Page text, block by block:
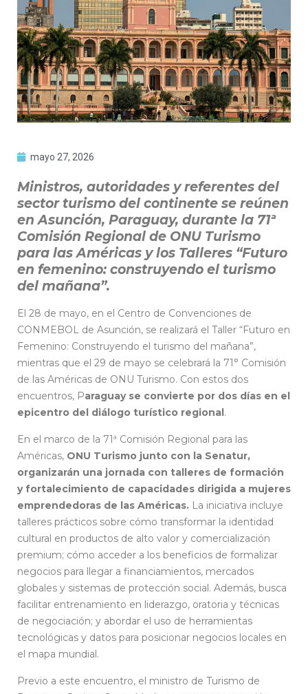
mayo 27, 2026
Ministros, autoridades y referentes del
sector turismo del continente se reúnen
en Asunción, Paraguay, durante la 71ª
Comisión Regional de ONU Turismo
para las Américas y los Talleres “Futuro
en femenino: construyendo el turismo
del mañana”.
El 28 de mayo, en el Centro de Convenciones de
CONMEBOL de Asunción, se realizará el Taller “Futuro en
Femenino: Construyendo el turismo del mañana”,
mientras que el 29 de mayo se celebrará la 71° Comisión
de las Américas de ONU Turismo. Con estos dos
encuentros, Paraguay se convierte por dos días en el
epicentro del diálogo turístico regional.
En el marco de la 71ª Comisión Regional para las
Américas, ONU Turismo junto con la Senatur,
organizarán una jornada con talleres de formación
y fortalecimiento de capacidades dirigida a mujeres
emprendedoras de las Américas. La iniciativa incluye
talleres prácticos sobre cómo transformar la identidad
cultural en productos de alto valor y comercialización
premium; cómo acceder a los beneficios de formalizar
negocios para llegar a financiamientos, mercados
globales y sistemas de protección social. Además, busca
facilitar entrenamiento en liderazgo, oratoria y técnicas
de negociación; y abordar el uso de herramientas
tecnológicas y datos para posicionar negocios locales en
el mapa mundial.
Previo a este encuentro, el ministro de Turismo de